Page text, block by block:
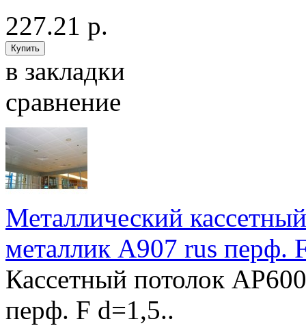
227.21 р.
в закладки
сравнение
Металлический
металлик А907 rus перф.
Кассетный потолок
перф. F d=1,5..